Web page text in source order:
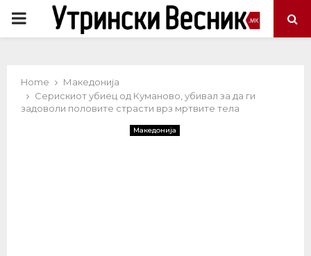
PRIMARY
Home
Македонија
Серискиот убиец од Куманово, убивал за да ги
задоволи половите страсти врз мртвите тела
Македонија